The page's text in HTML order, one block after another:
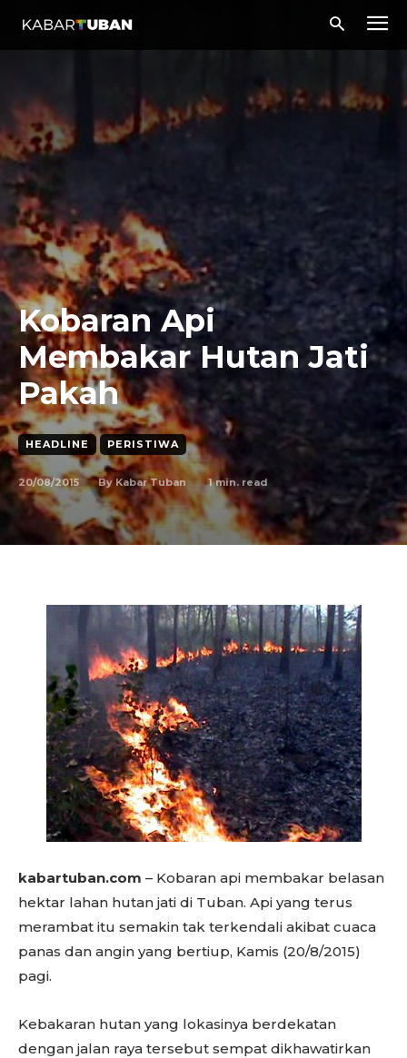
Kobaran Api
Membakar Hutan Jati
Pakah
HEADLINE PERISTIWA
20/08/2015 By Kabar Tuban 1min. read
kabartuban.com – Kobaran api membakar belasan
hektar lahan hutan jati di Tuban. Api yang terus
merambat itu semakin tak terkendali akibat cuaca
panas dan angin yang bertiup, Kamis (20/8/2015)
pagi.
Kebakaran hutan yang lokasinya berdekatan
dengan jalan raya tersebut sempat dikhawatirkan